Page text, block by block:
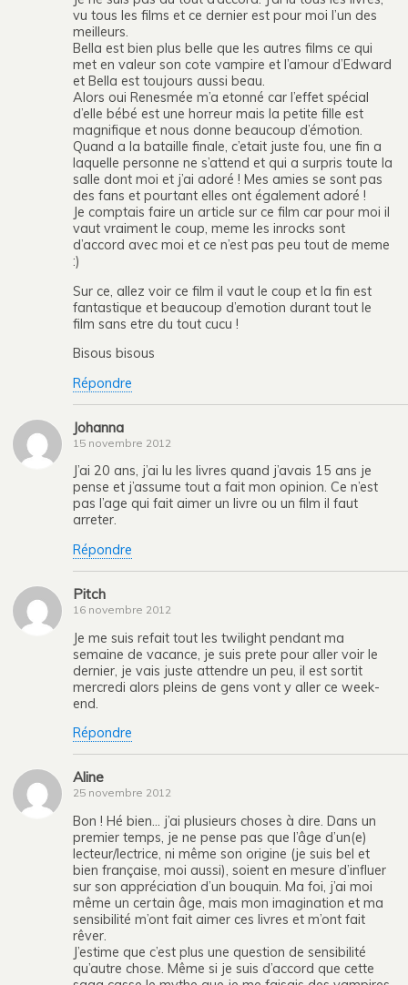
vu tous les films et ce dernier est pour moi l’un des
meilleurs.
Bella est bien plus belle que les autres films ce qui
met en valeur son cote vampire et l’amour d’Edward
et Bella est toujours aussi beau.
Alors oui Renesmée m’a etonné car l’effet spécial
d’elle bébé est une horreur mais la petite fille est
magnifique et nous donne beaucoup d’émotion.
Quand a la bataille finale, c’etait juste fou, une fin a
laquelle personne ne s’attend et qui a surpris toute la
salle dont moi et j’ai adoré ! Mes amies se sont pas
des fans et pourtant elles ont également adoré !
Je comptais faire un article sur ce film car pour moi il
vaut vraiment le coup, meme les inrocks sont
d’accord avec moi et ce n’est pas peu tout de meme
:)
Sur ce, allez voir ce film il vaut le coup et la fin est
fantastique et beaucoup d’emotion durant tout le
film sans etre du tout cucu !
Bisous bisous
Répondre
Johanna
15 novembre 2012
J’ai 20 ans, j’ai lu les livres quand j’avais 15 ans je
pense et j’assume tout a fait mon opinion. Ce n’est
pas l’age qui fait aimer un livre ou un film il faut
arreter.
Répondre
Pitch
16 novembre 2012
Je me suis refait tout les twilight pendant ma
semaine de vacance, je suis prete pour aller voir le
dernier, je vais juste attendre un peu, il est sortit
mercredi alors pleins de gens vont y aller ce week-
end.
Répondre
Aline
25 novembre 2012
Bon ! Hé bien… j’ai plusieurs choses à dire. Dans un
premier temps, je ne pense pas que l’âge d’un(e)
lecteur/lectrice, ni même son origine (je suis bel et
bien française, moi aussi), soient en mesure d’influer
sur son appréciation d’un bouquin. Ma foi, j’ai moi
même un certain âge, mais mon imagination et ma
sensibilité m’ont fait aimer ces livres et m’ont fait
rêver.
J’estime que c’est plus une question de sensibilité
qu’autre chose. Même si je suis d’accord que cette